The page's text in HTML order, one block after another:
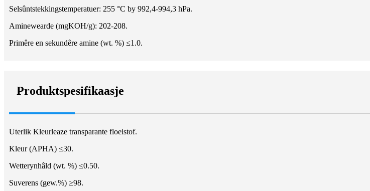
Selsûntstekkingstemperatuer: 255 °C by 992,4-994,3 hPa.
Aminewearde (mgKOH/g): 202-208.
Primêre en sekundêre amine (wt. %) ≤1.0.
Produktspesifikaasje
Uterlik Kleurleaze transparante floeistof.
Kleur (APHA) ≤30.
Wetterynhâld (wt. %) ≤0.50.
Suverens (gew.%) ≥98.